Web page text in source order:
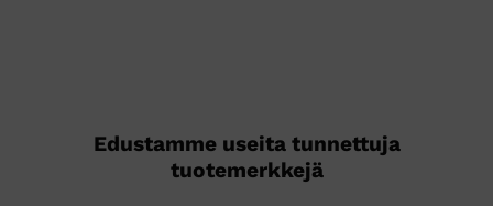
Edustamme useita tunnettuja
tuotemerkkejä